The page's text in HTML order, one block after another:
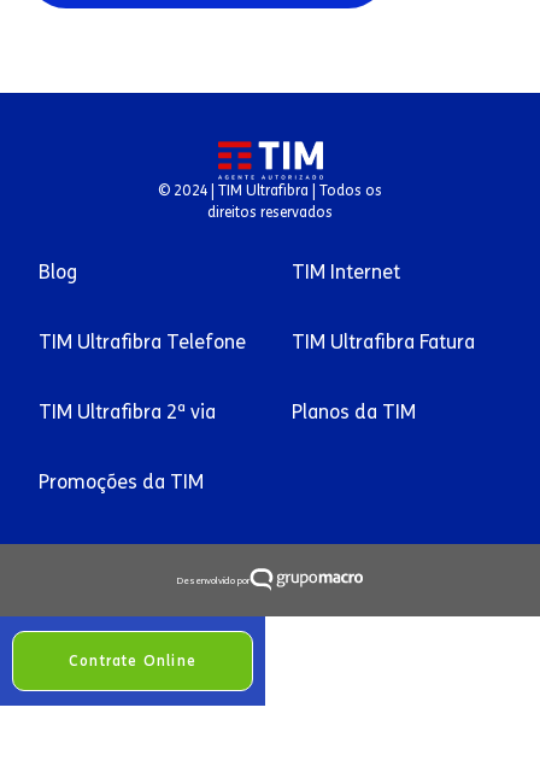
© 2024 | TIM Ultrafibra | Todos os
direitos reservados
Blog TIM Internet
TIM Ultrafibra Telefone TIM Ultrafibra Fatura
TIM Ultrafibra 2ª via Planos da TIM
Promoções da TIM
Desenvolvido por
Contrate Online